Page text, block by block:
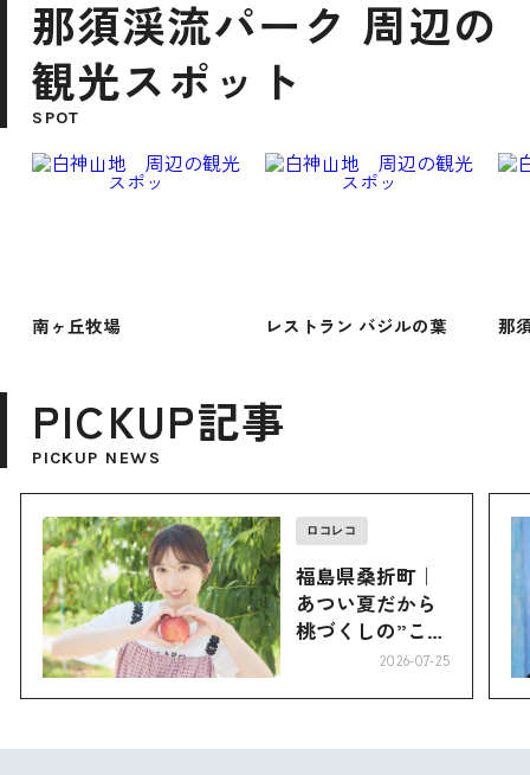
那須渓流パーク 周辺の
観光スポット
SPOT
南ヶ丘牧場 レストラン バジルの葉 那
PICKUP記事
PICKUP NEWS
ロコレコ
福島県桑折町｜
あつい夏だから
桃づくしの”こお
2026-07-25